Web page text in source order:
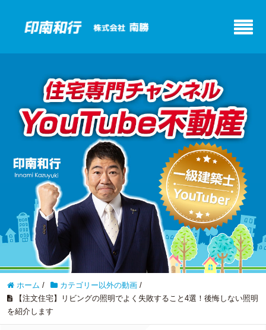
ホーム / カテゴリー以外の動画 /
【注文住宅】リビングの照明でよく失敗すること4選！後悔しない照明
を紹介します